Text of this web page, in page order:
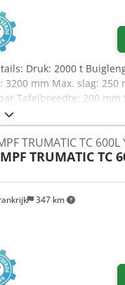
Druk: 2000 t
mm Max. slag: 250
Tafelbreedte: 200 mm
ca.: 18.000
347 km
TRUMATIC TC 600L
TRUMATIC TC